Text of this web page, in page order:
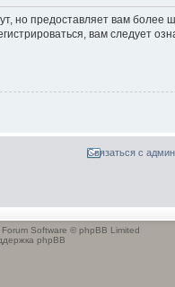
но предоставляет вам
вам следует
Связаться с
Software © phpBB Limited
phpBB